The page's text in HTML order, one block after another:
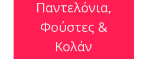
Παντελόνια,
Φούστες &
Κολάν